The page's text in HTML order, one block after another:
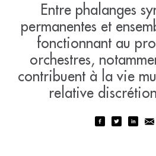
Entre phalanges
permanentes et
fonctionnant au
orchestres,
contribuent à la vie
relative